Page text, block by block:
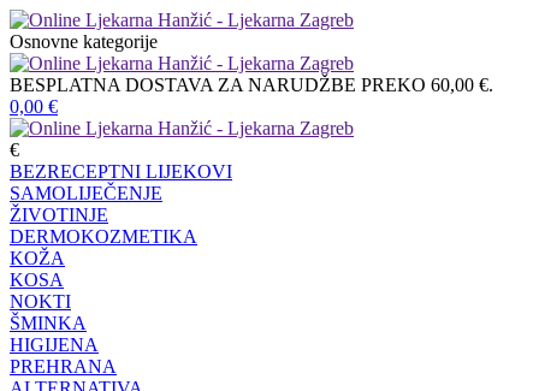
Osnovne kategorije
BESPLATNA DOSTAVA ZA NARUDŽBE PREKO 60,00 €.
0,00 €
€
BEZRECEPTNI LIJEKOVI
SAMOLIJEČENJE
ŽIVOTINJE
DERMOKOZMETIKA
KOŽA
KOSA
NOKTI
ŠMINKA
HIGIJENA
PREHRANA